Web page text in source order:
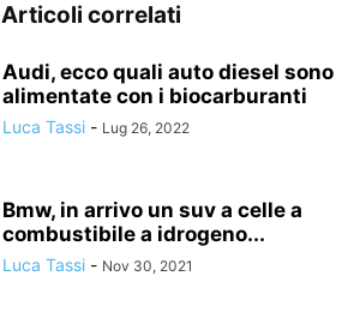
Articoli correlati
Audi, ecco quali auto diesel sono
alimentate con i biocarburanti
Luca Tassi - Lug 26, 2022
Bmw, in arrivo un suv a celle a
combustibile a idrogeno...
Luca Tassi - Nov 30, 2021